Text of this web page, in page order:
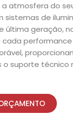
atmosfera do
sistemas de
última geração,
performance
suporte técnico